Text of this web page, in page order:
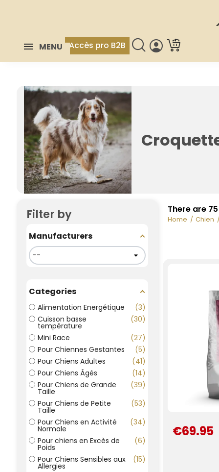
MENU Accès pro B2B
Filter by
Manufacturers
Categories
Alimentation Energétique
3
Cuisson basse
température
30
Mini Race
27
Pour Chiennes Gestantes
5
Pour Chiens Adultes
41
Pour Chiens Âgés
14
Pour Chiens de Grande
Taille
39
Pour Chiens de Petite
Taille
53
Pour Chiens en Activité
Normale
34
Pour chiens en Excès de
Poids
6
Pour Chiens Sensibles aux
Allergies
15
There are
Home Chien
€69.95